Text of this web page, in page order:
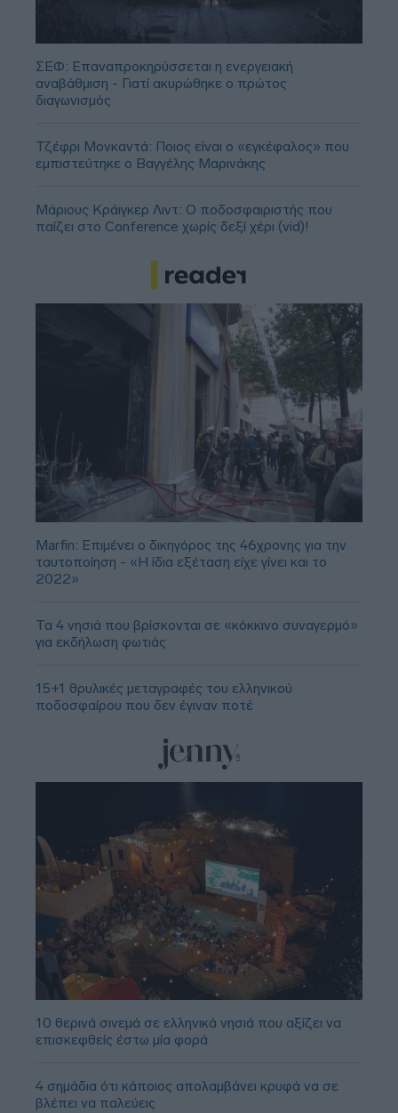
ΣΕΦ: Επαναπροκηρύσσεται η ενεργειακή
αναβάθμιση - Γιατί ακυρώθηκε ο πρώτος
διαγωνισμός
Τζέφρι Μονκαντά: Ποιος είναι ο «εγκέφαλος» που
εμπιστεύτηκε ο Βαγγέλης Μαρινάκης
Μάριους Κράιγκερ Λιντ: Ο ποδοσφαιριστής που
παίζει στο Conference χωρίς δεξί χέρι (vid)!
Marfin: Επιμένει ο δικηγόρος της 46χρονης για την
ταυτοποίηση - «Η ίδια εξέταση είχε γίνει και το
2022»
Τα 4 νησιά που βρίσκονται σε «κόκκινο συναγερμό»
για εκδήλωση φωτιάς
15+1 θρυλικές μεταγραφές του ελληνικού
ποδοσφαίρου που δεν έγιναν ποτέ
10 θερινά σινεμά σε ελληνικά νησιά που αξίζει να
επισκεφθείς έστω μία φορά
4 σημάδια ότι κάποιος απολαμβάνει κρυφά να σε
βλέπει να παλεύεις